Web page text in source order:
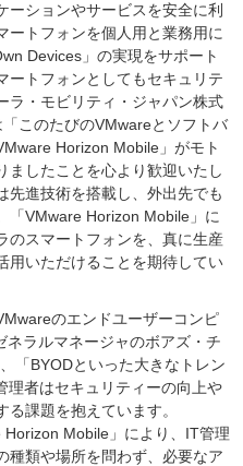
ーションやサービスを安全に利
ートフォンを個人用と業務用に
Devices」の実現をサポート
ートフォンとしてもセキュリテ
ラ・モビリティ・ジャパン株式
このたびのVMwareとソフトバ
Horizon Mobile」がモト
ましたことを心より歓迎いたし
先進技術を搭載し、外出先でも
「VMware Horizon Mobile」に
のスマートフォンを、真に生産
用いただけることを期待してい
のエンドユーザーコンピ
ネラルマネージャのボアズ・チ
「BYODといった大きなトレン
理者はセキュリティーの向上や
課題を抱えています。
Mobile」により、IT管理
種類や場所を問わず、必要なア